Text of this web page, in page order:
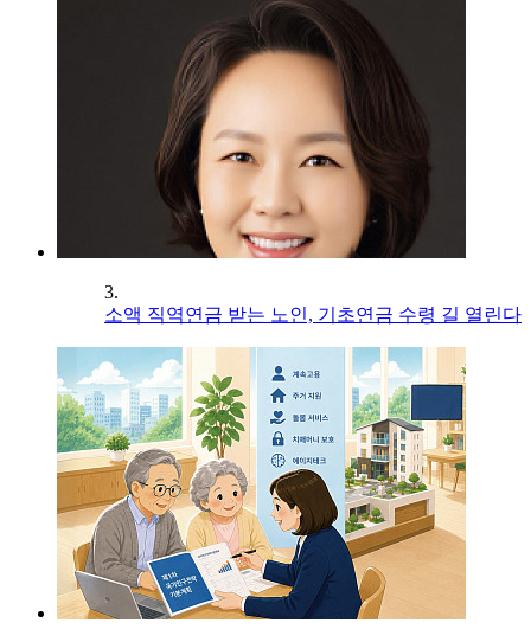
3.
소액 직역연금 받는 노인, 기초연금 수령 길 열린다